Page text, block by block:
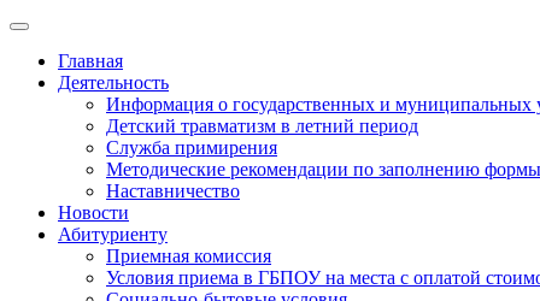
Главная
Деятельность
Информация о государственных и муниципальных
Детский травматизм в летний период
Служба примирения
Методические рекомендации по заполнению
Наставничество
Новости
Абитуриенту
Приемная комиссия
Условия приема в ГБПОУ на места с оплатой